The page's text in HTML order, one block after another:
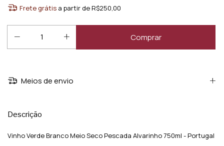
Frete grátis a partir deR$250,00
Meios de envio
Descrição
Vinho Verde Branco Meio Seco Pescada Alvarinho 750ml - Portugal